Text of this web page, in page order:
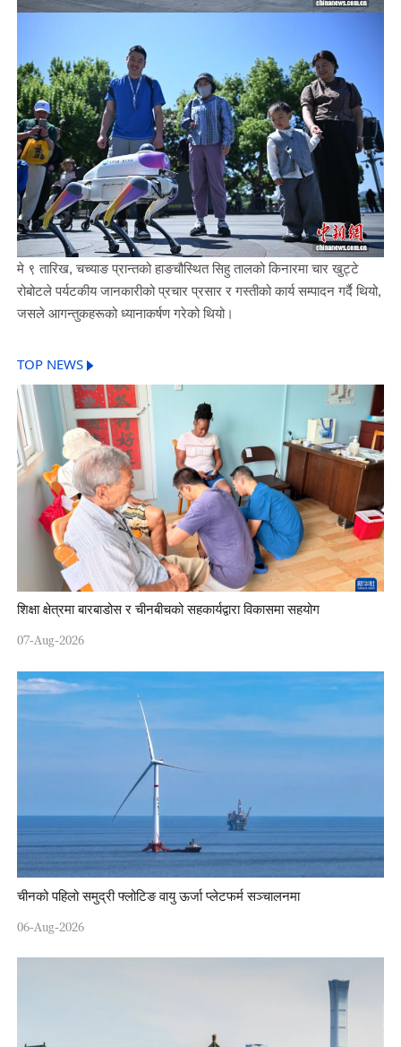
मे ९ तारिख, चच्याङ प्रान्तको हाङचौस्थित सिहु तालको किनारमा चार खुट्टे
रोबोटले पर्यटकीय जानकारीको प्रचार प्रसार र गस्तीको कार्य सम्पादन गर्दै थियो,
जसले आगन्तुकहरूको ध्यानाकर्षण गरेको थियो।
TOP NEWS
शिक्षा क्षेत्रमा बारबाडोस र चीनबीचको सहकार्यद्वारा विकासमा सहयोग
07-Aug-2026
चीनको पहिलो समुद्री फ्लोटिङ वायु ऊर्जा प्लेटफर्म सञ्चालनमा
06-Aug-2026